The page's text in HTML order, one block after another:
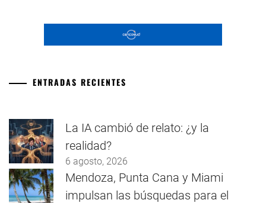
ENTRADAS RECIENTES
La IA cambió de relato: ¿y la
realidad?
6 agosto, 2026
Mendoza, Punta Cana y Miami
impulsan las búsquedas para el